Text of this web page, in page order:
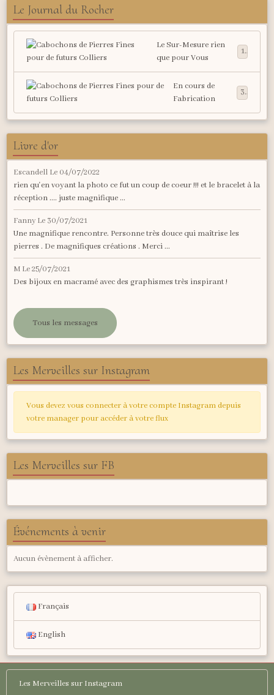
Le Journal du Rocher
Le Sur-Mesure rien
que pour Vous
1
En cours de
Fabrication
3
Livre d'or
Escandell Le 04/07/2022
rien qu'en voyant la photo ce fut un coup de coeur !!! et le bracelet à la
réception .... juste magnifique ...
Fanny Le 30/07/2021
Une magnifique rencontre. Personne très douce qui maîtrise les
pierres . De magnifiques créations . Merci ...
M Le 25/07/2021
Des bijoux en macramé avec des graphismes très inspirant !
Tous les messages
Les Merveilles sur Instagram
Vous devez vous connecter à votre compte Instagram depuis
votre manager pour accéder à votre flux
Les Merveilles sur FB
Événements à venir
Aucun évènement à afficher.
Français
English
Les Merveilles sur Instagram